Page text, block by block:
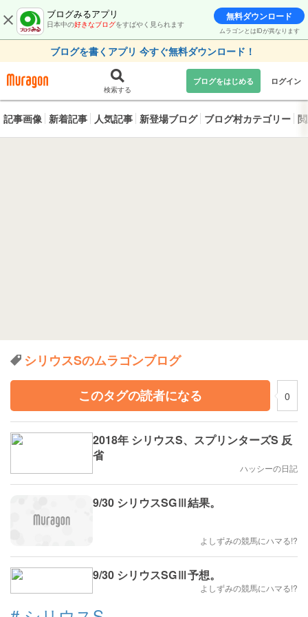
ブログみるアプリ
日本中の好きなブログをすばやく見られます
無料ダウンロード
ムラゴンとはIDが異なります
ブログを書くアプリ 今すぐ無料ダウンロード！
検索する
ブログをはじめる ログイン
記事画像 新着記事 人気記事 新登場ブログ ブログ村カテゴリー
シリウスSのムラゴンブログ
このタグの読者になる
0
2018年 シリウスS、スプリンターズS 反
省
ハッシーの日記
9/30 シリウスSGⅢ結果。
よしずみの競馬にハマる!?
9/30 シリウスSGⅢ予想。
よしずみの競馬にハマる!?